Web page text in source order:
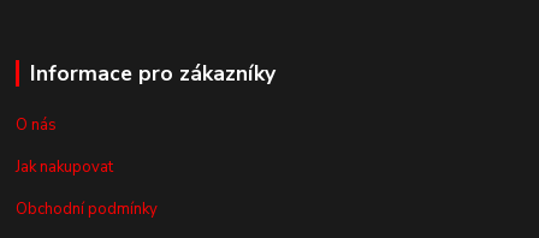
Informace pro zákazníky
O nás
Jak nakupovat
Obchodní podmínky